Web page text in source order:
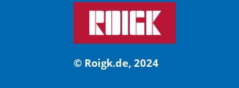
© Roigk.de, 2024